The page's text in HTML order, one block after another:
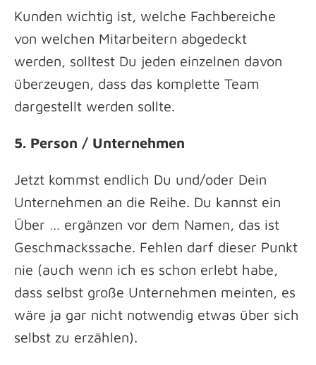
Kunden wichtig ist, welche Fachbereiche
von welchen Mitarbeitern abgedeckt
werden, solltest Du jeden einzelnen davon
überzeugen, dass das komplette Team
dargestellt werden sollte.
5. Person / Unternehmen
Jetzt kommst endlich Du und/oder Dein
Unternehmen an die Reihe. Du kannst ein
Über … ergänzen vor dem Namen, das ist
Geschmackssache. Fehlen darf dieser Punkt
nie (auch wenn ich es schon erlebt habe,
dass selbst große Unternehmen meinten, es
wäre ja gar nicht notwendig etwas über sich
selbst zu erzählen).